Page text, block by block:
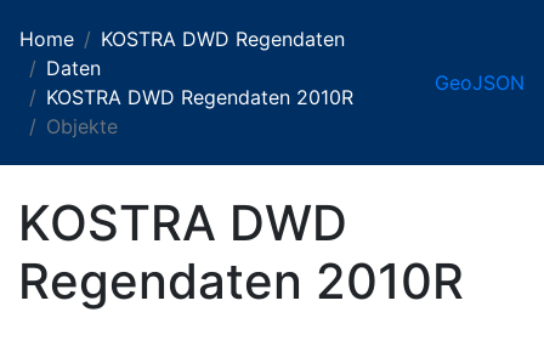
Home
KOSTRA DWD Regendaten
Daten
KOSTRA DWD Regendaten 2010R
Objekte
GeoJSON
KOSTRA DWD
Regendaten 2010R